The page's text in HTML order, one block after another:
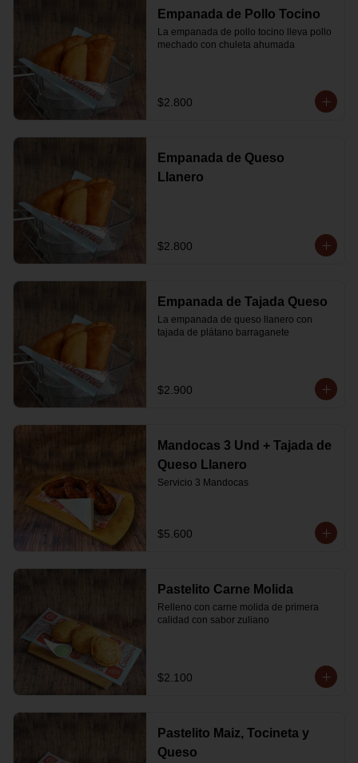
Empanada de Pollo Tocino
La empanada de pollo tocino lleva pollo
mechado con chuleta ahumada
$2.800
Empanada de Queso
Llanero
$2.800
Empanada de Tajada Queso
La empanada de queso llanero con
tajada de plátano barraganete
$2.900
Mandocas 3 Und + Tajada de
Queso Llanero
Servicio 3 Mandocas
$5.600
Pastelito Carne Molida
Relleno con carne molida de primera
calidad con sabor zuliano
$2.100
Pastelito Maiz, Tocineta y
Queso